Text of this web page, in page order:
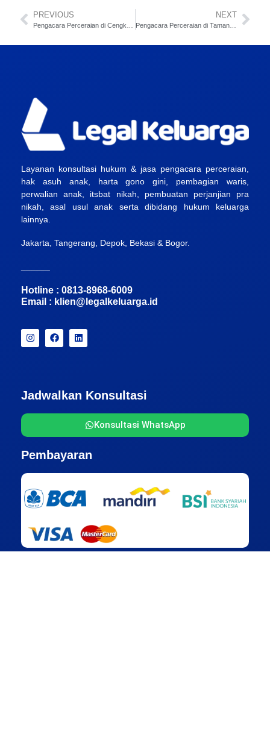
PREVIOUS NEXT
Pengacara Perceraian di Taman Sari Jakarta Barat
Layanan konsultasi hukum & jasa pengacara perceraian,
hak asuh anak, harta gono gini, pembagian waris,
perwalian anak, itsbat nikah, pembuatan perjanjian pra
nikah, asal usul anak serta dibidang hukum keluarga
lainnya.
Jakarta, Tangerang, Depok, Bekasi & Bogor.
Hotline : 0813-8968-6009
Email : klien@legalkeluarga.id
Jadwalkan Konsultasi
Konsultasi WhatsApp
Pembayaran